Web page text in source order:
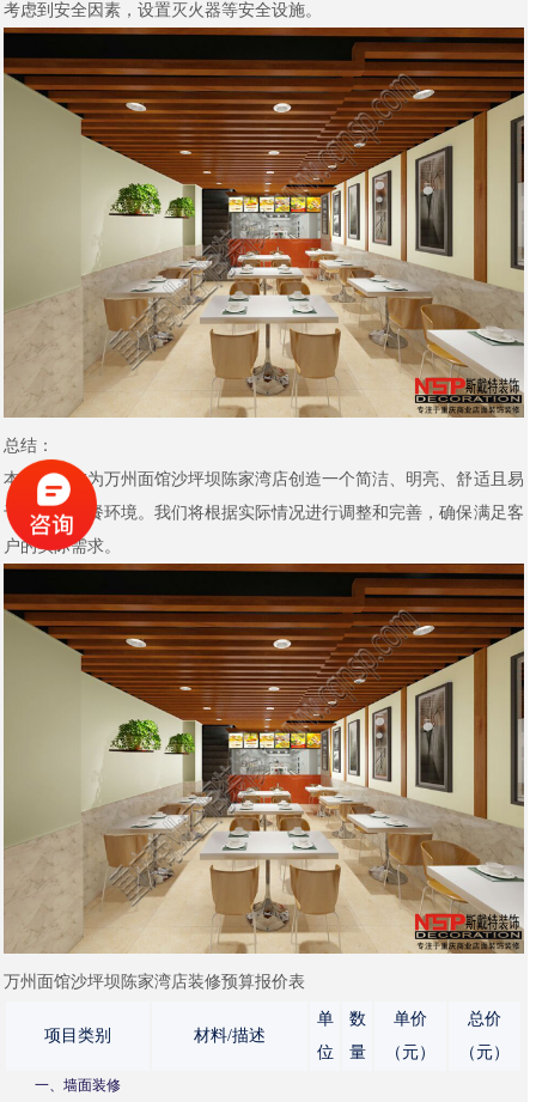
考虑到安全因素，设置灭火器等安全设施。
总结：
本方案旨在为万州面馆沙坪坝陈家湾店创造一个简洁、明亮、舒适且易
于维护的用餐环境。我们将根据实际情况进行调整和完善，确保满足客
户的实际需求。
万州面馆沙坪坝陈家湾店装修预算报价表
项目类别 材料/描述
单
位
数
量
单价
（元）
总价
（元）
一、墙面装修